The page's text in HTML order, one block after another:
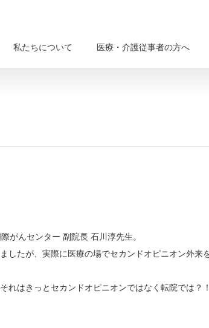
私たちについて 医療・介護従事者の方へ
がんセンター 副院長 石川淳先生。
したが、実際に医療の場でセカンドオピニオン外来
れはきっとセカンドオピニオンではなく転院では？